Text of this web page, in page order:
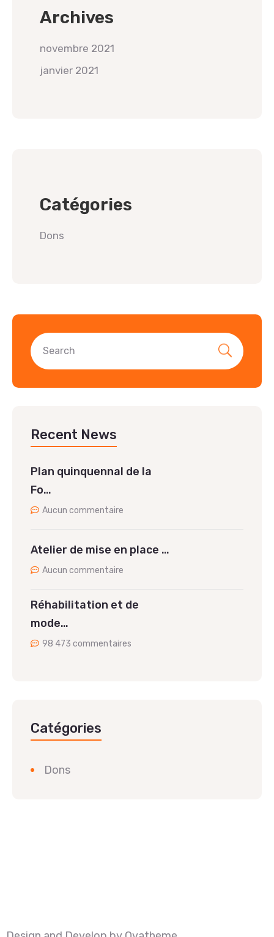
Archives
novembre 2021
janvier 2021
Catégories
Dons
Recent News
Plan quinquennal de la
Fo…
Aucun commentaire
Atelier de mise en place …
Aucun commentaire
Réhabilitation et de
mode…
98 473 commentaires
Catégories
Dons